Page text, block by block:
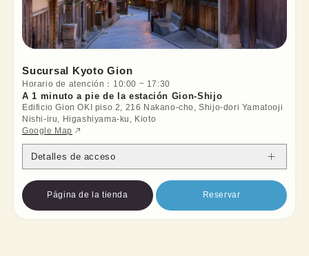
Sucursal Kyoto Gion
Horario de atención ： 10:00 ~ 17:30
A 1 minuto a pie de la estación Gion-Shijo
Edificio Gion OKI piso 2, 216 Nakano-cho, Shijo-dori Yamatooji
Nishi-iru, Higashiyama-ku, Kioto
Google Map
Detalles de acceso
Página de la tienda Reservar